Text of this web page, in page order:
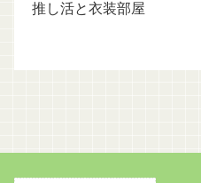
推し活と衣装部屋